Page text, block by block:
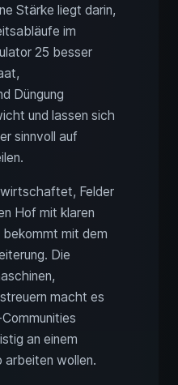
Stärke liegt darin,
im
25 besser
Düngung
und lassen sich
sinnvoll auf
Felder
Hof mit klaren
mit dem
Die
macht es
an einem
arbeiten wollen.